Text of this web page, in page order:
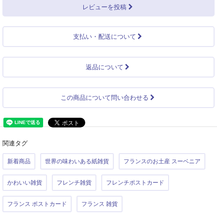
レビューを投稿
支払い・配送について
返品について
この商品について問い合わせる
関連タグ
新着商品 世界の味わいある紙雑貨 フランスのお土産 スーベニア
かわいい雑貨 フレンチ雑貨 フレンチポストカード
フランス ポストカード フランス 雑貨